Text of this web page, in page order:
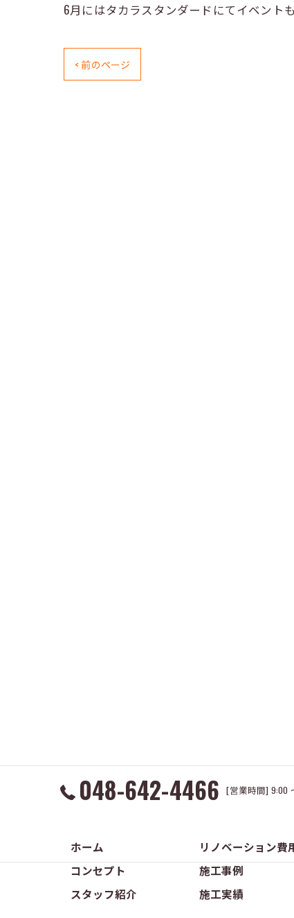
6月にはタカラスタンダードにてイベント
< 前のページ
048-642-4466 [営業時間] 9:00
ホーム
コンセプト
スタッフ紹介
リノベーション費
施工事例
施工実績